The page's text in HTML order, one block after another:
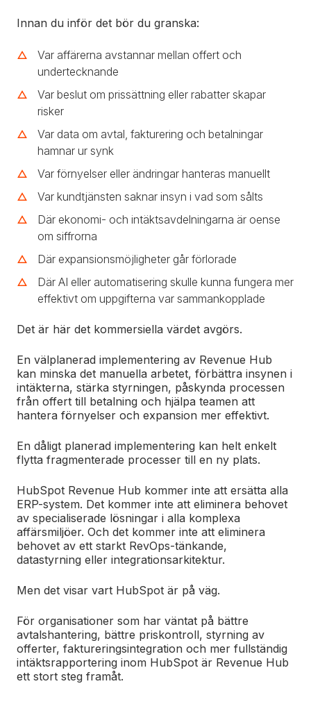
Innan du inför det bör du granska:
Var affärerna avstannar mellan offert och
undertecknande
Var beslut om prissättning eller rabatter skapar
risker
Var data om avtal, fakturering och betalningar
hamnar ur synk
Var förnyelser eller ändringar hanteras manuellt
Var kundtjänsten saknar insyn i vad som sålts
Där ekonomi- och intäktsavdelningarna är oense
om siffrorna
Där expansionsmöjligheter går förlorade
Där AI eller automatisering skulle kunna fungera mer
effektivt om uppgifterna var sammankopplade
Det är här det kommersiella värdet avgörs.
En välplanerad implementering av Revenue Hub
kan minska det manuella arbetet, förbättra insynen i
intäkterna, stärka styrningen, påskynda processen
från offert till betalning och hjälpa teamen att
hantera förnyelser och expansion mer effektivt.
En dåligt planerad implementering kan helt enkelt
flytta fragmenterade processer till en ny plats.
HubSpot Revenue Hub kommer inte att ersätta alla
ERP-system. Det kommer inte att eliminera behovet
av specialiserade lösningar i alla komplexa
affärsmiljöer. Och det kommer inte att eliminera
behovet av ett starkt RevOps-tänkande,
datastyrning eller integrationsarkitektur.
Men det visar vart HubSpot är på väg.
För organisationer som har väntat på bättre
avtalshantering, bättre priskontroll, styrning av
offerter, faktureringsintegration och mer fullständig
intäktsrapportering inom HubSpot är Revenue Hub
ett stort steg framåt.